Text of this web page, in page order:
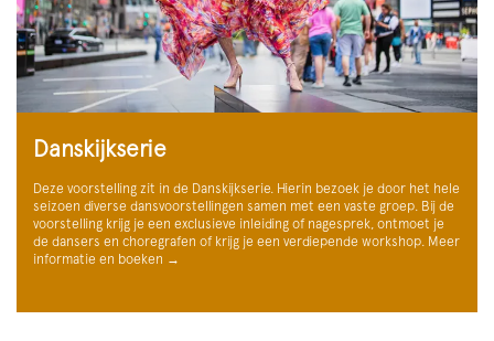
Danskijkserie
Deze voorstelling zit in de Danskijkserie. Hierin bezoek je door het hele
seizoen diverse dansvoorstellingen samen met een vaste groep. Bij de
voorstelling krijg je een exclusieve inleiding of nagesprek, ontmoet je
de dansers en choregrafen of krijg je een verdiepende workshop. Meer
informatie en boeken →